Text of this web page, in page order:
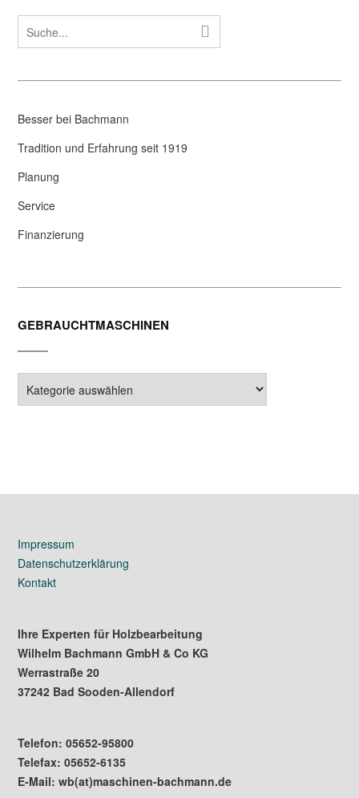
Besser bei Bachmann
Tradition und Erfahrung seit 1919
Planung
Service
Finanzierung
GEBRAUCHTMASCHINEN
Impressum
Datenschutzerklärung
Kontakt
Ihre Experten für Holzbearbeitung
Wilhelm Bachmann GmbH & Co KG
Werrastraße 20
37242 Bad Sooden-Allendorf
Telefon: 05652-95800
Telefax: 05652-6135
E-Mail: wb(at)maschinen-bachmann.de